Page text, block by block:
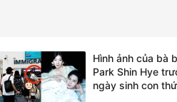
Hình ảnh của bà
Park Shin Hye
ngày sinh con